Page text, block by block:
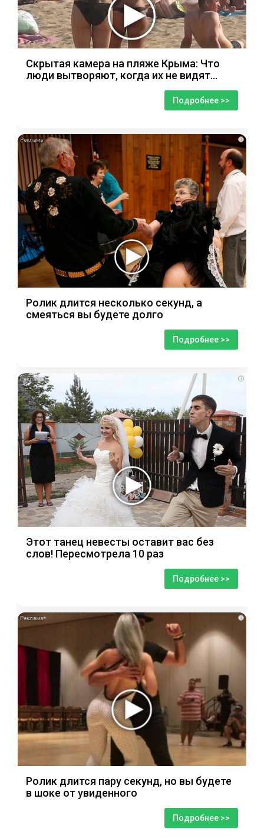
Скрытая камера на пляже Крыма: Что
люди вытворяют, когда их не видят...
Подробнее >>
i
Ролик длится несколько секунд, а
смеяться вы будете долго
Подробнее >>
i
Этот танец невесты оставит вас без
слов! Пересмотрела 10 раз
Подробнее >>
i
Ролик длится пару секунд, но вы будете
в шоке от увиденного
Подробнее >>